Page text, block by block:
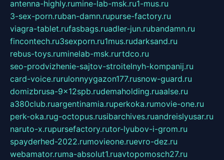
antenna-highly.rumine-lab-msk.ru1-mus.ru
3-sex-porn.ruban-damn.rupurse-factory.ru
viagra-tablet.rufasbags.ruadler-jun.rubandamn.ru
fincontech.ru3sexporn.ru1mus.rudarksand.ru
rebus-toys.ruminelab-msk.rurtdco.ru
seo-prodvizhenie-sajtov-stroitelnyh-kompanij.ru
card-voice.rurulonnyygazon177.rusnow-guard.ru
domizbrusa-9x12spb.rudemaholding.ruaalse.ru
a380club.ruargentinamia.ruperkoka.rumovie-one.ru
perk-oka.rug-octopus.rusibarchives.ruandreislyusar.ru
naruto-x.rupursefactory.rutor-lyubov-i-grom.ru
spayderhed-2022.rumovieone.ruevro-dez.ru
webamator.ruma-absolut1.ruavtopomosch27.ru